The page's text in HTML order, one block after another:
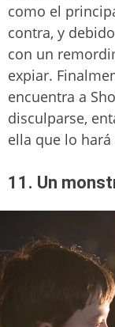
como el
contra, y
con un
expiar.
encuentra a
disculparse,
ella que lo
11. Un